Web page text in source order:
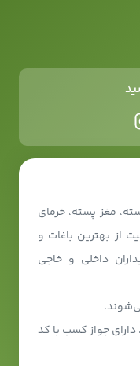
مغز پسته، خرمای
از بهترین باغات و
داخلی و خاجی
دارای جواز کسب با کد